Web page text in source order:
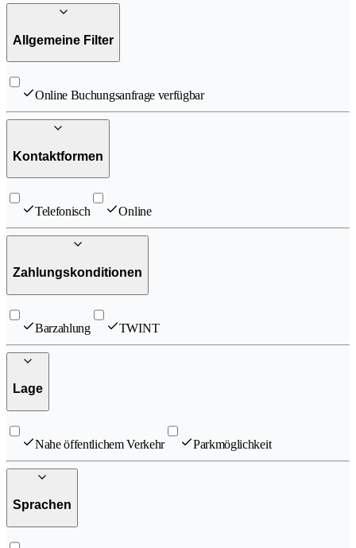
Allgemeine Filter
Online Buchungsanfrage verfügbar
Kontaktformen
Telefonisch Online
Zahlungskonditionen
Barzahlung TWINT
Lage
Nahe öffentlichem Verkehr Parkmöglichkeit
Sprachen